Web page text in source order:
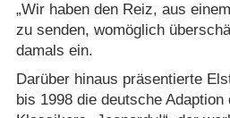
„Wir haben den Reiz, aus
zu senden, womöglich
damals ein.
Darüber hinaus präsentierte
bis 1998 die deutsche Adaption